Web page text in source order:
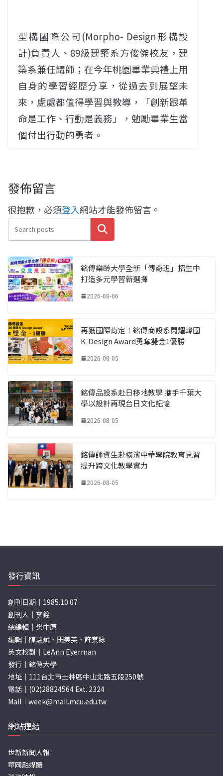
型構國際公司(Morpho- Design形構設
計)負責人、89級建築系方俊傑校友，建
築系兼任講師；在今年桃園畢業典禮上用
自身的學習經歷分享，從過去到展望未
來，處處都值得學習與教導，「創新跟革
命是工作、行動是義務」，勉勵畢業生當
個付出行動的勇者。
發佈留言
很抱歉，必須登入網站才能發佈留言。
搜尋
銘傳樂齡大學全新「傳奇班」招生中
打造多元學習新選擇
2026-08-06
再獲國際肯定！銘傳商設系閃耀韓國
K-Design Award勇奪雙金1優勝
2026-08-05
銘傳品設系赴日移地教學 攜手千葉大
學以設計再現台日文化記憶
2026-08-05
銘傳師資生赴橫濱中華學院教育見習
提升跨文化教學實力
2026-08-05
發行資訊
創刊日期｜1985.10.07
創刊人｜李銓
總編輯｜樊中原
編輯｜陳瑞斌、田美英、許棠詠
英文校對｜LeAnn Eyerman
發行｜銘傳大學
地址｜111台北市士林區中山北路五段250號
電話｜(02)28824564 Ext. 2324
Mail｜ week@mail.mcu.edu.tw
網站連結
世新新聞人報
華岡融媒體